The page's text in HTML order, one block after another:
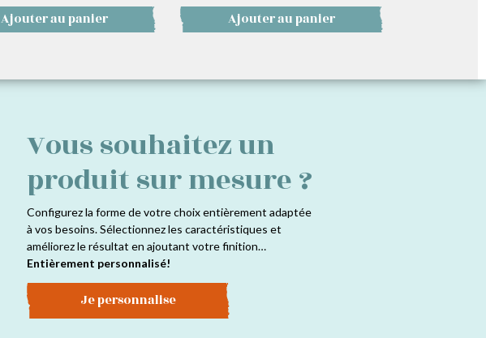
Ajouter au panier Ajouter au panier
Vous souhaitez un
produit sur mesure ?
Configurez la forme de votre choix entièrement adaptée
à vos besoins. Sélectionnez les caractéristiques et
améliorez le résultat en ajoutant votre finition…
Entièrement personnalisé!
Je personnalise